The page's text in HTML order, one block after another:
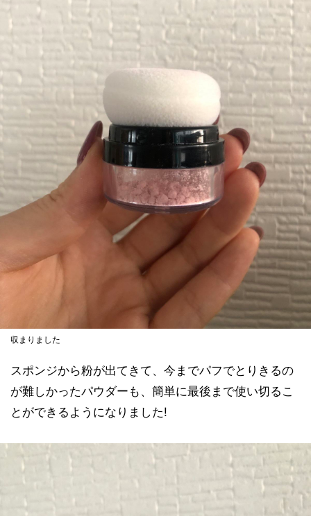
収まりました
スポンジから粉が出てきて、今までパフでとりきるの
が難しかったパウダーも、簡単に最後まで使い切るこ
とができるようになりました!